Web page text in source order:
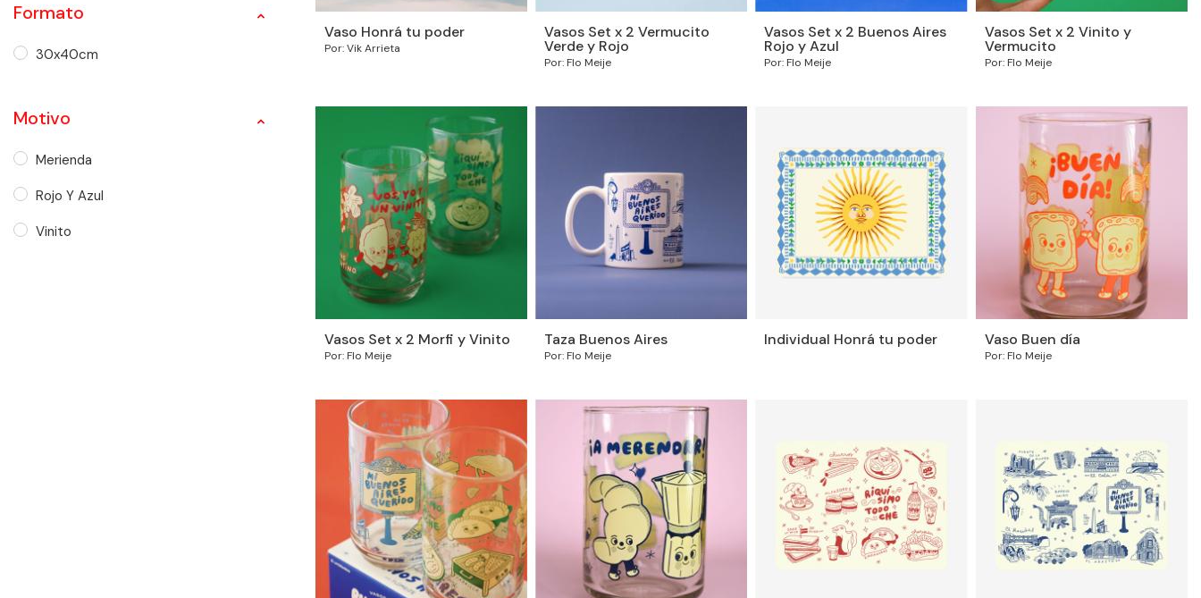
Formato
30x40cm
Motivo
Merienda
Rojo Y Azul
Vinito
Vaso Honrá tu poder
Por: Vik Arrieta
Vasos Set x 2 Vermucito
Verde y Rojo
Por: Flo Meije
Vasos Set x 2 Buenos Aires
Rojo y Azul
Por: Flo Meije
Vasos Set x 2 Vinito y
Vermucito
Por: Flo Meije
Vasos Set x 2 Morfi y Vinito
Por: Flo Meije
Taza Buenos Aires
Por: Flo Meije
Individual Honrá tu poder Vaso Buen día
Por: Flo Meije